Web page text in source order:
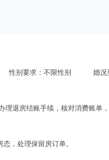
性别要求：不限性别 婚况
退房结账手续，核对消费账单
，处理保留房订单。